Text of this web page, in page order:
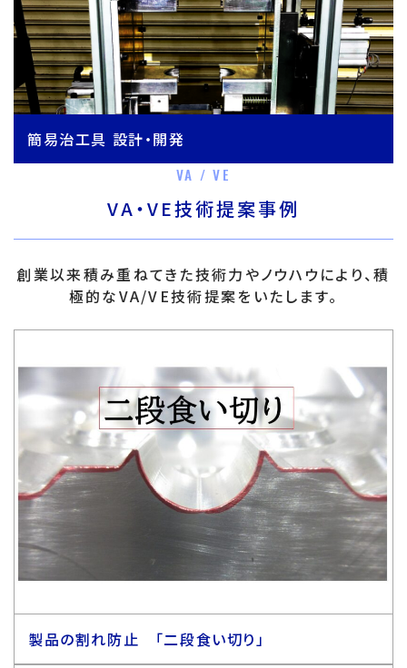
簡易治工具 設計・開発
VA / VE
VA・VE技術提案事例
創業以来積み重ねてきた技術力やノウハウにより、積
極的なVA/VE技術提案をいたします。
製品の割れ防止 「二段食い切り」